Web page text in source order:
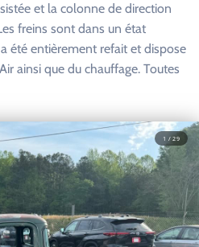
et la colonne de direction
freins sont dans un état
été entièrement refait et dispose
ainsi que du chauffage. Toutes
1 / 29